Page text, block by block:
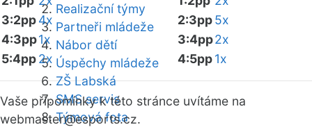
Realizační týmy
Partneři mládeže
Nábor dětí
Úspěchy mládeže
ZŠ Labská
SMS servis
Týmová fota
3:2pp4x
4:3pp1x
5:4pp2x
2:3pp5x
3:4pp2x
4:5pp1x
Vaše připomínky k této stránce uvítáme na
webmaster@esports.cz.